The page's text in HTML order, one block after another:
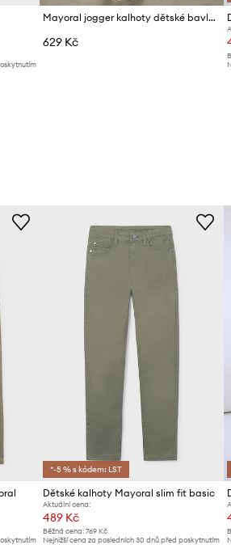
Mayoral jogger kalhoty dětské bavlněné s elastanem Joggery cargo
629 Kč
*-5 % s kódem: LST
Dětské kalhoty Mayoral slim fit basic
Aktuální cena:
489 Kč
Běžná cena: 769 Kč
Nejnižší cena za posledních 30 dnů před poskytnutím